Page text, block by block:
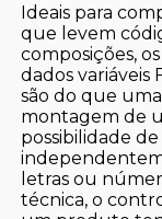
Ideais para
que levem
composições,
dados variáveis
são do que
montagem de
possibilidade
letras ou
técnica, o